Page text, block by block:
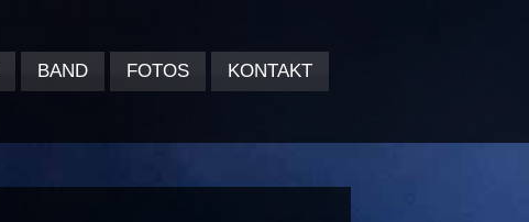
BAND FOTOS KONTAKT